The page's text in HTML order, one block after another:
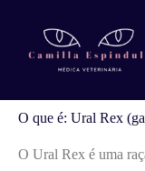
conteúdoO que é:
O que é: Ural Rex
O Ural Rex é uma